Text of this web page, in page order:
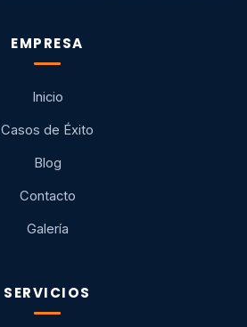
EMPRESA
Inicio
Casos de Éxito
Blog
Contacto
Galería
SERVICIOS